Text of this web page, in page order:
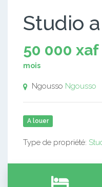
Studio
50 000 xaf
mois
Ngousso Ngousso
A louer
Type de propriété: